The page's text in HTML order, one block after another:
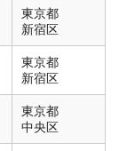
東京都
新宿区
東京都
新宿区
東京都
中央区